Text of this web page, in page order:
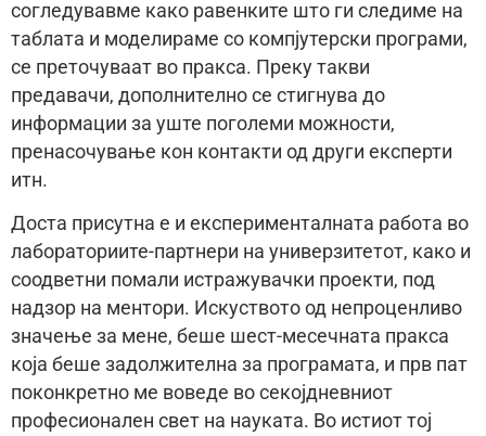
согледувавме како равенките што ги следиме на
таблата и моделираме со компјутерски програми,
се преточуваат во пракса. Преку такви
предавачи, дополнително се стигнува до
информации за уште поголеми можности,
пренасочување кон контакти од други експерти
итн.
Доста присутна е и експерименталната работа во
лабораториите-партнери на универзитетот, како и
соодветни помали истражувачки проекти, под
надзор на ментори. Искуството од непроценливо
значење за мене, беше шест-месечната пракса
која беше задолжителна за програмата, и прв пат
поконкретно ме воведе во секојдневниот
професионален свет на науката. Во истиот тој